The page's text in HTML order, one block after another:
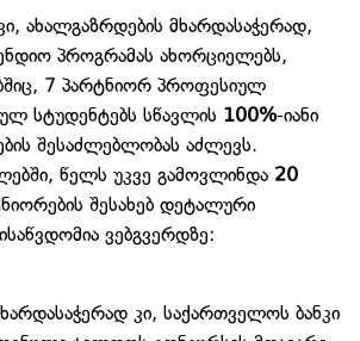
ახალგაზრდების მხარდასაჭერად,
პროგრამას ახორციელებს,
7 პარტნიორ პროფესიულ
სტუდენტებს სწავლის 100%-იანი
შესაძლებლობას აძლევს.
წელს უკვე გამოვლინდა 20
შესახებ დეტალური
ვებგვერდზე:
კი, საქართველოს ბანკი